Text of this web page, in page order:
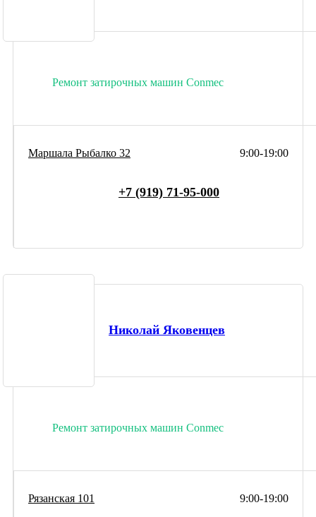
Ремонт затирочных машин Conmec
9:00-19:00
Маршала Рыбалко 32
+7 (919) 71-95-000
Николай Яковенцев
Ремонт затирочных машин Conmec
9:00-19:00
Рязанская 101